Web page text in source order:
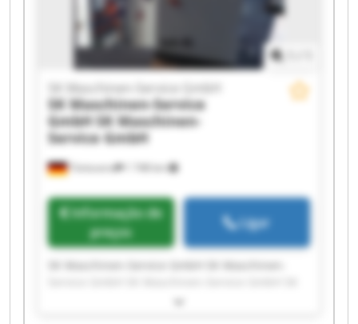
Tönisvorst 1 748 km
SK Maschinen-Service GmbH
SK Maschinen-Service
GmbH SK Maschinen-
Service GmbH
Informação de
preços
Ligar
Maschinen-Service GmbH SK Maschinen-Service